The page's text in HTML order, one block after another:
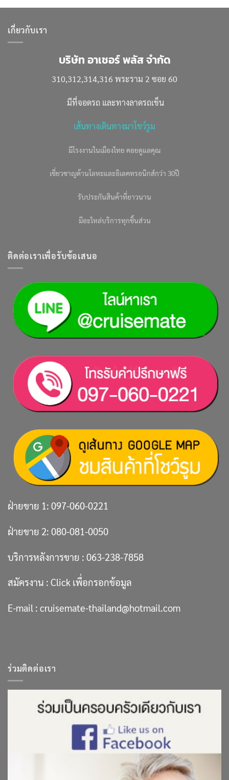
เกี่ยวกับเรา
บริษัท อาเชอร์ พลัส จำกัด
310,312,314,316 พระราม 2 ซอย 60
มีที่จอดรถ และทางลาดรถเข็น
เส้นทางเดินทางมาโชว์รูม
มีโรงงานในเมืองไทย คอยดูแลคุณ
เชี่ยวชาญด้านโลหะและอิเลคทรอนิกส์กว่า 30ปี
รับประกันสินค้าที่ยาวนาน
มีอะไหล่บริการทุกชิ้นส่วน
ติดต่อเราเพื่อรับข้อเสนอ
ฝ่ายขาย 1: 097-060-0221
ฝ่ายขาย 2: 080-081-0050
บริการหลังการขาย : 063-238-7858
สมัครงาน : Click เพื่อกรอกข้อมูล
E-mail : cruisemate-thailand@hotmail.com
ร่วมติดต่อเรา